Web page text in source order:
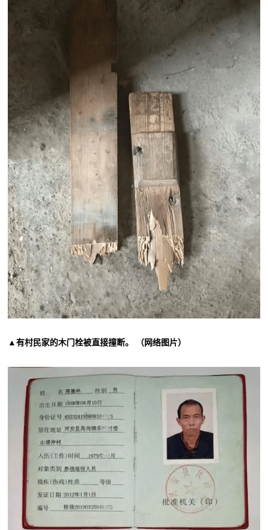
▲有村民家的木门栓被直接撞断。 （网络图片）